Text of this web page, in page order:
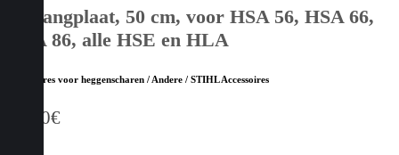
Opvangplaat, 50 cm, voor HSA 56, HSA 66,
HSA 86, alle HSE en HLA
Accessoires voor heggenscharen / Andere / STIHL Accessoires
30,90€